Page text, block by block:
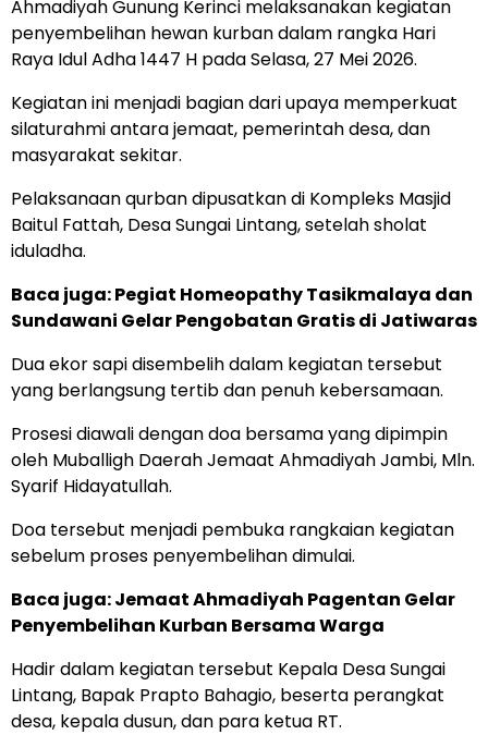
Ahmadiyah Gunung Kerinci melaksanakan kegiatan
penyembelihan hewan kurban dalam rangka Hari
Raya Idul Adha 1447 H pada Selasa, 27 Mei 2026.
Kegiatan ini menjadi bagian dari upaya memperkuat
silaturahmi antara jemaat, pemerintah desa, dan
masyarakat sekitar.
Pelaksanaan qurban dipusatkan di Kompleks Masjid
Baitul Fattah, Desa Sungai Lintang, setelah sholat
iduladha.
Baca juga:Pegiat Homeopathy Tasikmalaya dan
Sundawani Gelar Pengobatan Gratis di Jatiwaras
Dua ekor sapi disembelih dalam kegiatan tersebut
yang berlangsung tertib dan penuh kebersamaan.
Prosesi diawali dengan doa bersama yang dipimpin
oleh Muballigh Daerah Jemaat Ahmadiyah Jambi, Mln.
Syarif Hidayatullah.
Doa tersebut menjadi pembuka rangkaian kegiatan
sebelum proses penyembelihan dimulai.
Baca juga:Jemaat Ahmadiyah Pagentan Gelar
Penyembelihan Kurban Bersama Warga
Hadir dalam kegiatan tersebut Kepala Desa Sungai
Lintang, Bapak Prapto Bahagio, beserta perangkat
desa, kepala dusun, dan para ketua RT.